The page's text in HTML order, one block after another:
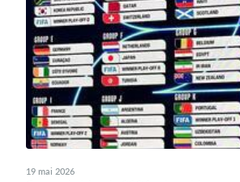
19 mai 2026